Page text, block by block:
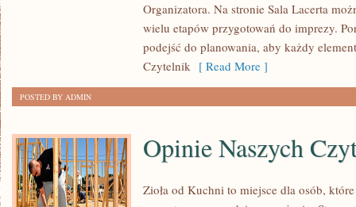
Organizatora. Na stronie Sala Lacerta
wielu etapów przygotowań do imprezy.
podejść do planowania, aby każdy
Czytelnik [ Read More ]
POSTED BY ADMIN
Opinie Naszych
Zioła od Kuchni to miejsce dla osób,